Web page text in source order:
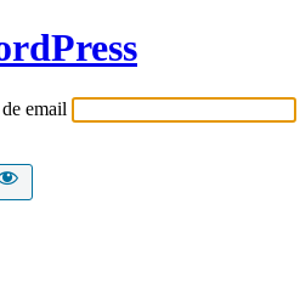
email